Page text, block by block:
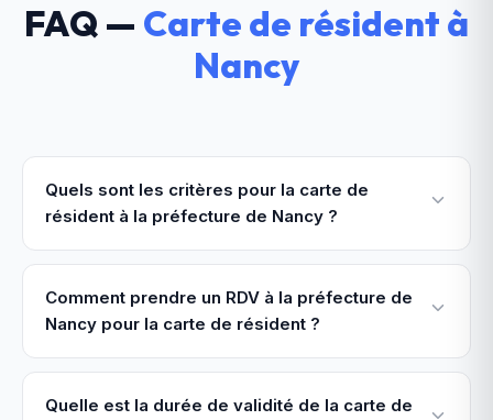
FAQ — Carte de résident à
Nancy
Quels sont les critères pour la carte de
résident à la préfecture de Nancy ?
Comment prendre un RDV à la préfecture de
Nancy pour la carte de résident ?
Quelle est la durée de validité de la carte de